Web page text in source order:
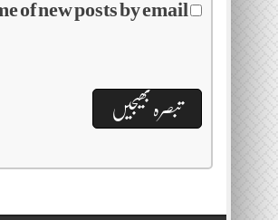
of new posts by email.